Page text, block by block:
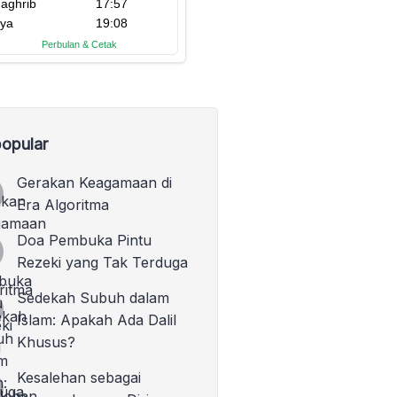
Gerakan Keagamaan di
Era Algoritma
Doa Pembuka Pintu
Rezeki yang Tak Terduga
Sedekah Subuh dalam
Islam: Apakah Ada Dalil
Khusus?
Kesalehan sebagai